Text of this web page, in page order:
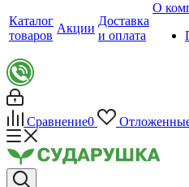
Каталог
товаров
Акции
Доставка
и оплата
О
Сравнение0